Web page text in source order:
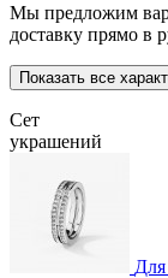
Мы предложим
доставку прямо в
Показать
Сет
украшений
Для